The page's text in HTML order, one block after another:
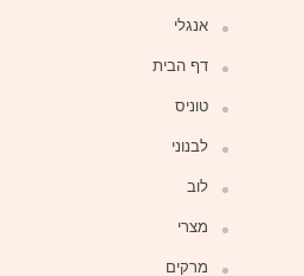
אנגלי
דף הבית
טוניס
לבנוני
לוב
מצרי
מרקים